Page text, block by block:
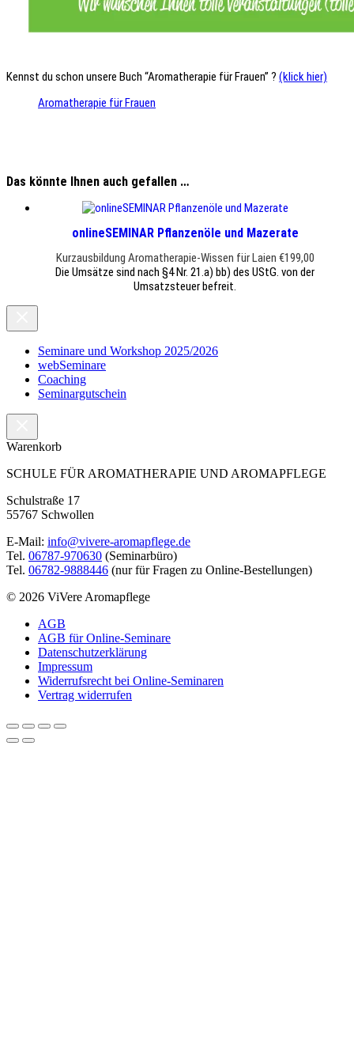
Kennst du schon unsere Buch “Aromatherapie für Frauen” ? (klick hier)
Aromatherapie für Frauen
Das könnte Ihnen auch gefallen …
onlineSEMINAR Pflanzenöle und Mazerate
Kurzausbildung Aromatherapie-Wissen für Laien €199,00
Die Umsätze sind nach §4 Nr. 21.a) bb) des UStG. von der
Umsatzsteuer befreit.
Seminare und Workshop 2025/2026
webSeminare
Coaching
Seminargutschein
Warenkorb
SCHULE FÜR AROMATHERAPIE UND AROMAPFLEGE
Schulstraße 17
55767 Schwollen
E-Mail: info@vivere-aromapflege.de
Tel. 06787-970630 (Seminarbüro)
Tel. 06782-9888446 (nur für Fragen zu Online-Bestellungen)
© 2026 ViVere Aromapflege
AGB
AGB für Online-Seminare
Datenschutzerklärung
Impressum
Widerrufsrecht bei Online-Seminaren
Vertrag widerrufen
Nach
oben